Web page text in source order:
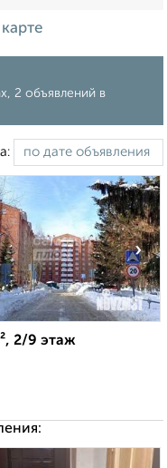
2 объявлений в
›
2/9 этаж